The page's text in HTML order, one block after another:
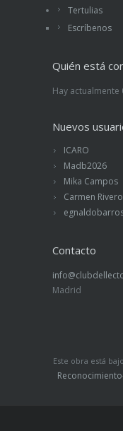
Tertulias
Escríbenos
Quién está
Hay
Nuevos
ICARO
Madb2026
Mika Campos
Carmen Rivero
Contacto
Madrid
Este obra está